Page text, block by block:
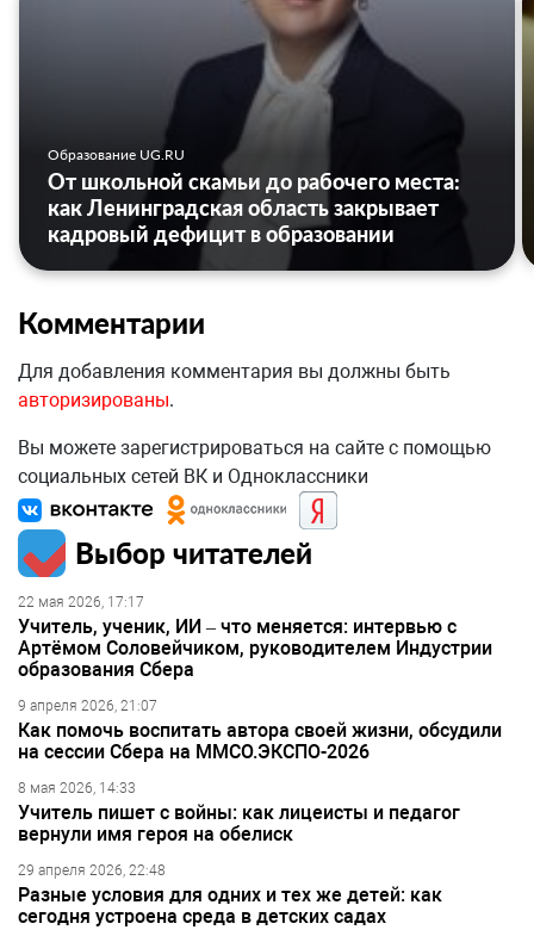
Образование UG.RU
От школьной скамьи до рабочего места:
как Ленинградская область закрывает
кадровый дефицит в образовании
Комментарии
Для добавления комментария вы должны быть
авторизированы.
Вы можете зарегистрироваться на сайте с помощью
социальных сетей ВК и Одноклассники
Выбор читателей
22 мая 2026, 17:17
Учитель, ученик, ИИ – что меняется: интервью с
Артёмом Соловейчиком, руководителем Индустрии
образования Сбера
9 апреля 2026, 21:07
Как помочь воспитать автора своей жизни, обсудили
на сессии Сбера на ММСО.ЭКСПО-2026
8 мая 2026, 14:33
Учитель пишет с войны: как лицеисты и педагог
вернули имя героя на обелиск
29 апреля 2026, 22:48
Разные условия для одних и тех же детей: как
сегодня устроена среда в детских садах